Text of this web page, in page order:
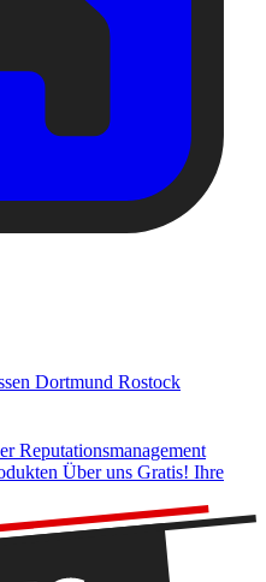
Dortmund Rostock
Reputationsmanagement
Über uns Gratis! Ihre